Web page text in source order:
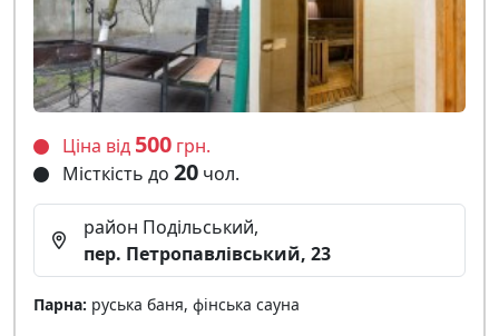
Ціна від 500 грн.
Місткість до 20 чол.
район Подільський,
пер. Петропавлівський, 23
Парна: руська баня, фінська сауна